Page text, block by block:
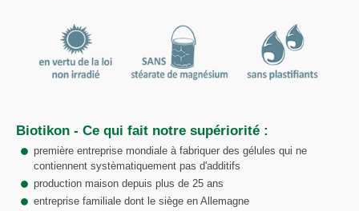
Biotikon - Ce qui fait notre supériorité :
première entreprise mondiale à fabriquer des gélules qui ne
contiennent systèmatiquement pas d'additifs
production maison depuis plus de 25 ans
entreprise familiale dont le siège en Allemagne